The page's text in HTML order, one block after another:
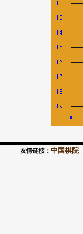
友情链接： 中国棋院